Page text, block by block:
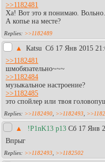
>>1182481
Ха! Вот это я понимаю. Вольно.
А копье на месте?
>>1182489
▲ Каtsu Сб 17 Янв 2015
>>1182481
шмобязательно~~~
>>1182484
музыкальное настроение?
>>1182485
это спойлер или твоя
>>1182490 >>1182493
▲ !P1nK13 p13 Сб 17 Янв
Впрыг
>>1182493 >>1182502